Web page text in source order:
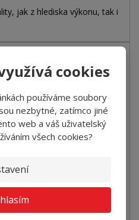
cookies
používáme soubory
nezbytné, zatímco jiné
web a váš uživatelský
všech cookies?
jak z hlediska výkonu, tak i
jak z hlediska výkonu, tak i